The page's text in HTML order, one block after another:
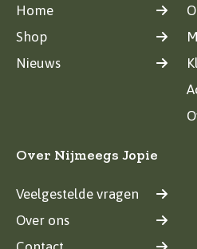
Home
Shop
Nieuws
Over Nijmeegs Jopie
Veelgestelde vragen
Over ons